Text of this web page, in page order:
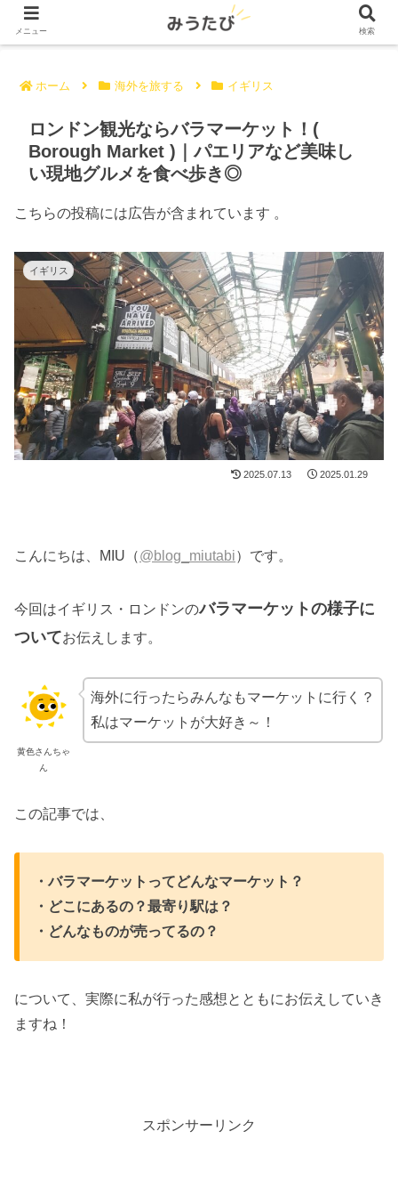
ホーム 海外を旅する イギリス
ロンドン観光ならバラマーケット！(
Borough Market )｜パエリアなど美味し
い現地グルメを食べ歩き◎
こちらの投稿には広告が含まれています 。
イギリス
2025.07.13 2025.01.29
こんにちは、MIU（@blog_miutabi）です。
今回はイギリス・ロンドンのバラマーケットの様子に
ついてお伝えします。
黄色さんちゃ
ん
海外に行ったらみんなもマーケットに行く？
私はマーケットが大好き～！
この記事では、
・バラマーケットってどんなマーケット？
・どこにあるの？最寄り駅は？
・どんなものが売ってるの？
について、実際に私が行った感想とともにお伝えしていき
ますね！
スポンサーリンク
メニュー 検索